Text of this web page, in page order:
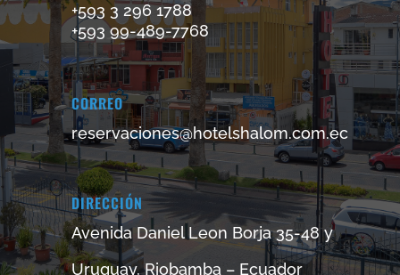
+593 3 296 1788
+593 99-489-7768
CORREO
reservaciones@hotelshalom.com.ec
DIRECCIÓN
Avenida Daniel Leon Borja 35-48 y
Uruguay, Riobamba – Ecuador